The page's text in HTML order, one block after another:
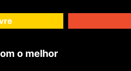
o melhor